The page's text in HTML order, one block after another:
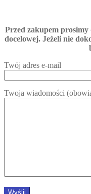
Przed zakupem
docelowej. Jeżeli nie
Twój adres e-mail
Twoja wiadomości